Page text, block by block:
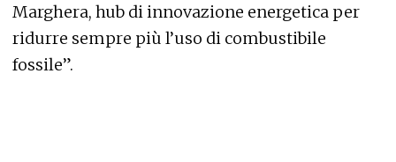
Marghera, hub di innovazione energetica per
ridurre sempre più l’uso di combustibile
fossile”.